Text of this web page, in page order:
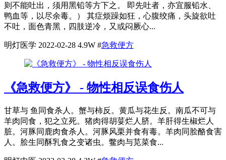
则不能吐出，须用黑铅等方下之。 即先吐者，亦宜服铅水、
鸭血等，以尽余毒。） 其症烦躁如狂，心腹绞痛，头旋欲吐
不吐，面色青黑，四肢逆冷，又或闷厥心...
明灯医学 2022-02-28 4.9W #急救便方
《急救便方》 - 物性相反误食伤人
甘草与 鱼同食杀人。蟹与柿反。黄瓜与花生反。南瓜不可与
羊肉同食，犯之立死。猪肉得胡荽烂人脐。羊肝得生椒烂人
脏。河豚同鹿肉食杀人。河豚风栗并食有毒。羊肉同脍酪食害
人。脍生同酥乳食之变诸虫。鳖肉与苋菜食...